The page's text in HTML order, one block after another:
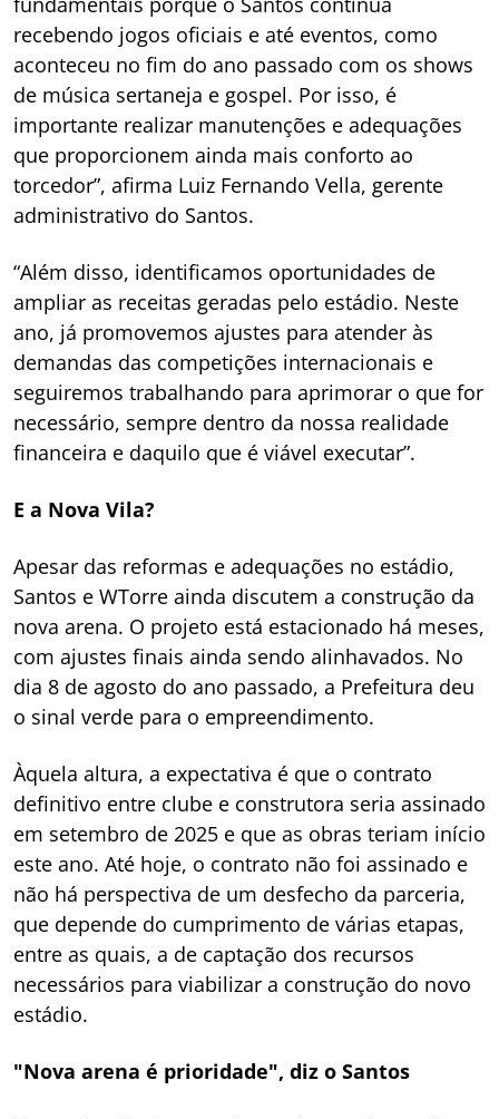
recebendo jogos oficiais e até eventos, como
aconteceu no fim do ano passado com os shows
de música sertaneja e gospel. Por isso, é
importante realizar manutenções e adequações
que proporcionem ainda mais conforto ao
torcedor”, afirma Luiz Fernando Vella, gerente
administrativo do Santos.
“Além disso, identificamos oportunidades de
ampliar as receitas geradas pelo estádio. Neste
ano, já promovemos ajustes para atender às
demandas das competições internacionais e
seguiremos trabalhando para aprimorar o que for
necessário, sempre dentro da nossa realidade
financeira e daquilo que é viável executar”.
E a Nova Vila?
Apesar das reformas e adequações no estádio,
Santos e WTorre ainda discutem a construção da
nova arena. O projeto está estacionado há meses,
com ajustes finais ainda sendo alinhavados. No
dia 8 de agosto do ano passado, a Prefeitura deu
o sinal verde para o empreendimento.
Àquela altura, a expectativa é que o contrato
definitivo entre clube e construtora seria assinado
em setembro de 2025 e que as obras teriam início
este ano. Até hoje, o contrato não foi assinado e
não há perspectiva de um desfecho da parceria,
que depende do cumprimento de várias etapas,
entre as quais, a de captação dos recursos
necessários para viabilizar a construção do novo
estádio.
"Nova arena é prioridade", diz o Santos